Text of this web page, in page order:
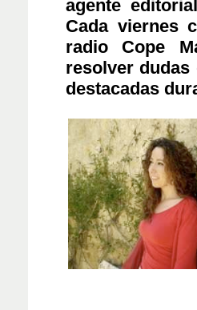
agente
Cada viernes
radio Cope
resolver
destacadas